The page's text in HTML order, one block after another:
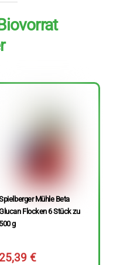
Mühle Beta
Flocken 6 Stück zu
500 g
25,39€